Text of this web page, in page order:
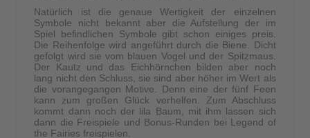
Natürlich ist die genaue Wertigkeit der einzelnen
Symbole nicht bekannt aber die Aufstellung der im
Spiel befindlichen Symbole gibt schon einiges preis.
Die Reihenfolge wird angeführt durch die Biene. Dicht
gefolgt wird sie vom blauen Vogel und der Spitzmaus.
Der Kautz und das Eichhörnchen bilden aber noch
lang nicht den Schluss, sie sind aber höher im Wert als
die vorangegangen Motive. Denn eine der fünf Feen
kann zum großen Glück verhelfen. Zum Abschluss
kommt dann noch der lila Baum, mit ihm lassen sich
dann die Freispiele und Bonus-Runden bei Legend of
the Fairies freispielen.